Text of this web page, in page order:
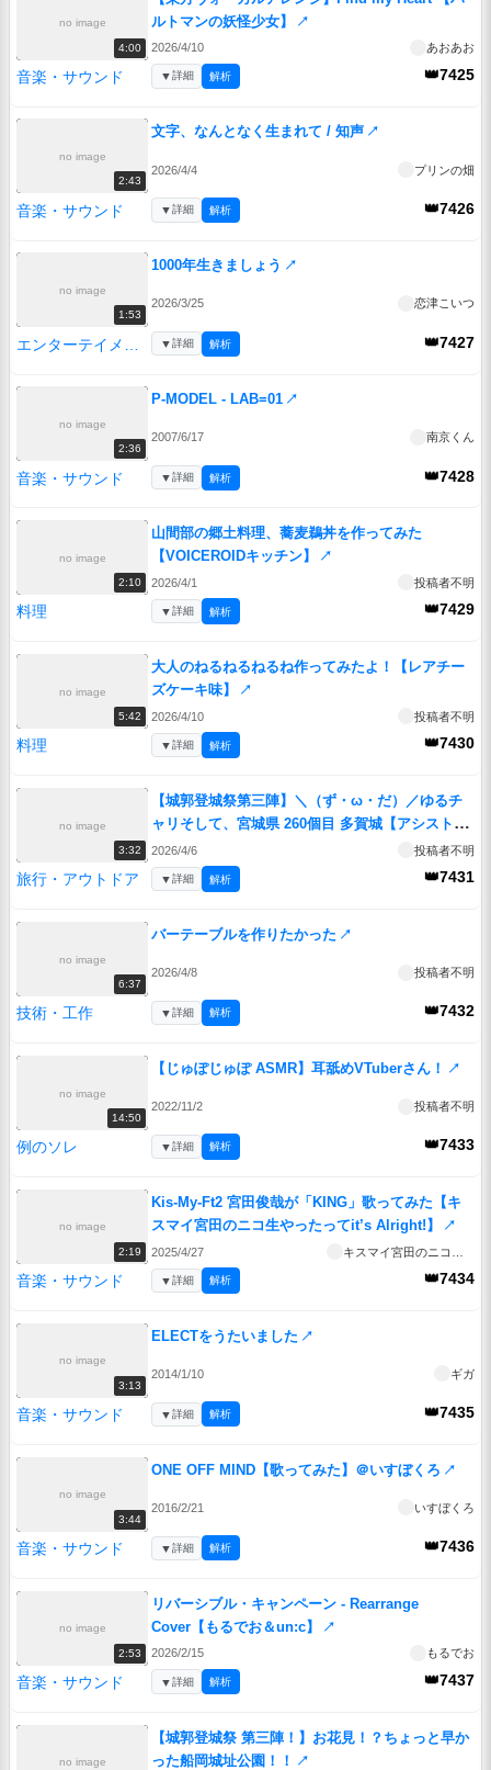
no image
4:00
ルトマンの妖怪少女】
↗
2026/4/10 あおあお
音楽・サウンド 👑7425
▼詳細 解析
no image
2:43
文字、なんとなく生まれて / 知声 ↗
2026/4/4 プリンの畑
音楽・サウンド 👑7426
▼詳細 解析
no image
1:53
1000年生きましょう ↗
2026/3/25 恋津こいつ
👑7427
▼詳細 解析
no image
2:36
P-MODEL - LAB=01 ↗
2007/6/17 南京くん
音楽・サウンド 👑7428
▼詳細 解析
no image
2:10
山間部の郷土料理、蕎麦鵜丼を作ってみた
【VOICEROIDキッチン】
↗
2026/4/1 投稿者不明
料理 👑7429
▼詳細 解析
no image
5:42
大人のねるねるねるね作ってみたよ！【レアチー
ズケーキ味】
↗
2026/4/10 投稿者不明
料理 👑7430
▼詳細 解析
no image
3:32
【城郭登城祭第三陣】＼（ず・ω・だ）／ゆるチ
ャリそして、宮城県 260個目 多賀城【アシスト車
載】↗
2026/4/6 投稿者不明
旅行・アウトドア 👑7431
▼詳細 解析
no image
6:37
バーテーブルを作りたかった ↗
2026/4/8 投稿者不明
技術・工作 👑7432
▼詳細 解析
no image
14:50
【じゅぽじゅぽ ASMR】耳舐めVTuberさん！ ↗
2022/11/2 投稿者不明
例のソレ 👑7433
▼詳細 解析
no image
2:19
Kis-My-Ft2 宮田俊哉が「KING」歌ってみた【キ
スマイ宮田のニコ生やったってit’s Alright!】
↗
2025/4/27
音楽・サウンド 👑7434
▼詳細 解析
no image
3:13
ELECTをうたいました ↗
2014/1/10 ギガ
音楽・サウンド 👑7435
▼詳細 解析
no image
3:44
ONE OFF MIND【歌ってみた】＠いすぼくろ ↗
2016/2/21 いすぼくろ
音楽・サウンド 👑7436
▼詳細 解析
no image
2:53
リバーシブル・キャンペーン - Rearrange
Cover【もるでお＆un:c】
↗
2026/2/15 もるでお
音楽・サウンド 👑7437
▼詳細 解析
no image
【城郭登城祭 第三陣！】お花見！？ちょっと早か
った船岡城址公園！！
↗